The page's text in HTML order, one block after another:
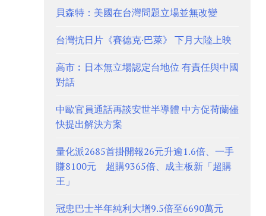
貝森特：美國在台灣問題立場並無改變
台灣抗日片《賽德克·巴萊》 下月大陸上映
高市︰日本無立場認定台地位 有責任與中國
對話
中歐官員通話再談安世半導體 中方促荷蘭儘
快提出解決方案
量化派2685首掛開報26元升逾1.6倍、一手
賺8100元 超購9365倍、成主板新「超購
王」
冠忠巴士半年純利大增9.5倍至6690萬元